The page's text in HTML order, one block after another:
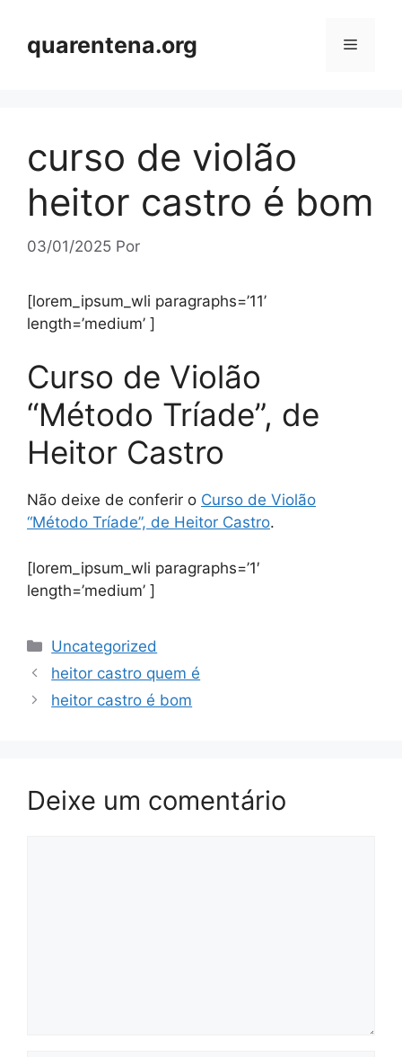
quarentena.org Menu
curso de violão
heitor castro é bom
03/01/2025 Por
[lorem_ipsum_wli paragraphs=’11’
length=’medium’ ]
Curso de Violão
“Método Tríade”, de
Heitor Castro
Não deixe de conferir o Curso de Violão
“Método Tríade”, de Heitor Castro.
[lorem_ipsum_wli paragraphs=’1′
length=’medium’ ]
Categorias
Uncategorized
heitor castro quem é
heitor castro é bom
Deixe um comentário